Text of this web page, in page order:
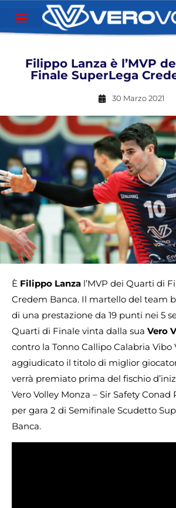
Filippo Lanza è l’MVP
Finale SuperLega
30 Marzo 2021
È Filippo Lanza l’MVP dei Quarti di
Credem Banca. Il martello del team
di una prestazione da 19 punti nei 5
Quarti di Finale vinta dalla sua Vero
contro la Tonno Callipo Calabria Vibo
aggiudicato il titolo di miglior
verrà premiato prima del fischio
Vero Volley Monza – Sir Safety Conad
per gara 2 di Semifinale Scudetto
Banca.